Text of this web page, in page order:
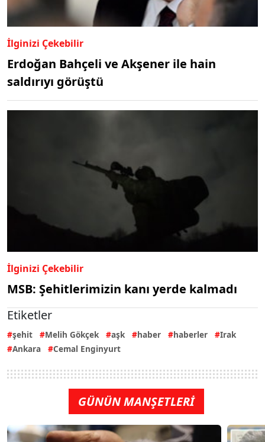
İlginizi Çekebilir
Erdoğan Bahçeli ve Akşener ile hain
saldırıyı görüştü
İlginizi Çekebilir
MSB: Şehitlerimizin kanı yerde kalmadı
Etiketler
şehit Melih Gökçek aşk haber haberler
Irak
Ankara
Cemal Enginyurt
GÜNÜN MANŞETLERİ